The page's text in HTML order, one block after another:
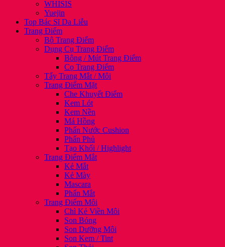
WHISIS
Yuejin
Top Bác Sĩ Da Liễu
Trang Điểm
Bộ Trang Điểm
Dụng Cụ Trang Điểm
Bông / Mút Trang Điểm
Cọ Trang Điểm
Tẩy Trang Mắt / Môi
Trang Điểm Mặt
Che Khuyết Điểm
Kem Lót
Kem Nền
Má Hồng
Phấn Nước Cushion
Phấn Phủ
Tạo Khối / Highlight
Trang Điểm Mắt
Kẻ Mắt
Kẻ Mày
Mascara
Phấn Mắt
Trang Điểm Môi
Chì Kẻ Viền Môi
Son Bóng
Son Dưỡng Môi
Son Kem / Tint